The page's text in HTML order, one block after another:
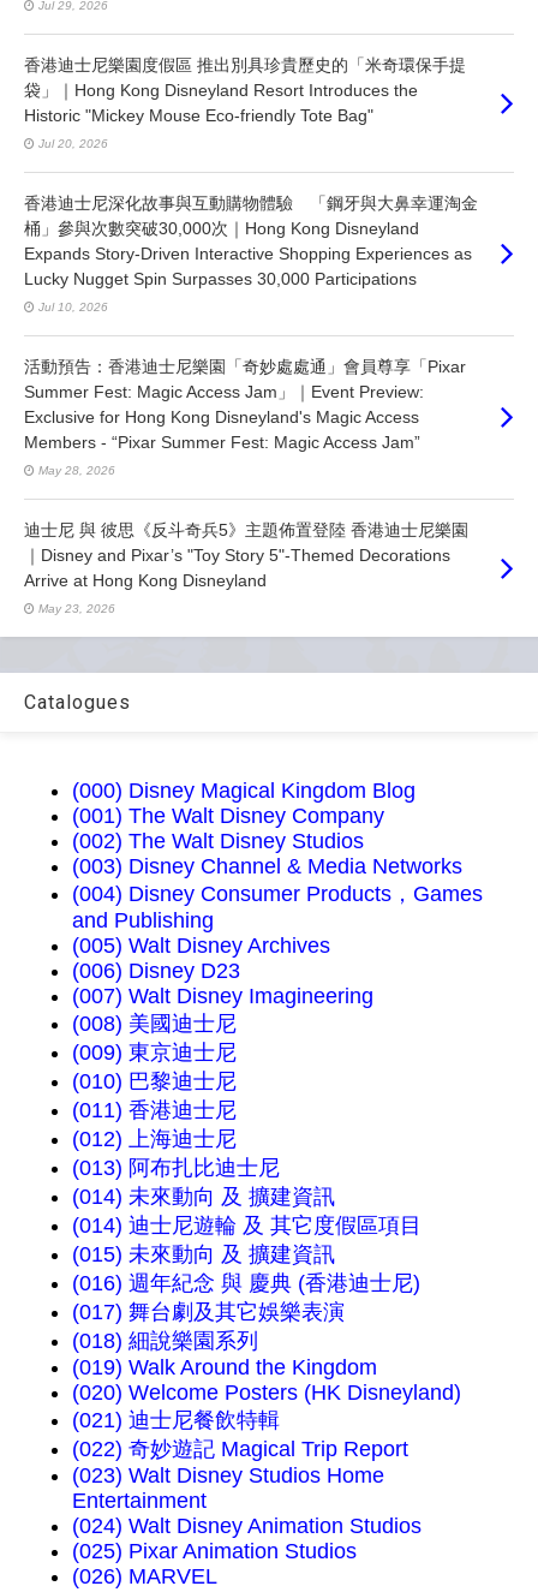
Jul 29, 2026
香港迪士尼樂園度假區 推出別具珍貴歷史的「米奇環保手提
袋」｜Hong Kong Disneyland Resort Introduces the
Historic "Mickey Mouse Eco-friendly Tote Bag"
Jul 20, 2026
香港迪士尼深化故事與互動購物體驗 「鋼牙與大鼻幸運淘金
桶」參與次數突破30,000次｜Hong Kong Disneyland
Expands Story-Driven Interactive Shopping Experiences as
Lucky Nugget Spin Surpasses 30,000 Participations
Jul 10, 2026
活動預告：香港迪士尼樂園「奇妙處處通」會員尊享「Pixar
Summer Fest: Magic Access Jam」｜Event Preview:
Exclusive for Hong Kong Disneyland's Magic Access
Members - “Pixar Summer Fest: Magic Access Jam”
May 28, 2026
迪士尼 與 彼思《反斗奇兵5》主題佈置登陸 香港迪士尼樂園
｜Disney and Pixar’s "Toy Story 5"-Themed Decorations
Arrive at Hong Kong Disneyland
May 23, 2026
Catalogues
(000) Disney Magical Kingdom Blog
(001) The Walt Disney Company
(002) The Walt Disney Studios
(003) Disney Channel & Media Networks
(004) Disney Consumer Products，Games
and Publishing
(005) Walt Disney Archives
(006) Disney D23
(007) Walt Disney Imagineering
(008) 美國迪士尼
(009) 東京迪士尼
(010) 巴黎迪士尼
(011) 香港迪士尼
(012) 上海迪士尼
(013) 阿布扎比迪士尼
(014) 未來動向 及 擴建資訊
(014) 迪士尼遊輪 及 其它度假區項目
(015) 未來動向 及 擴建資訊
(016) 週年紀念 與 慶典 (香港迪士尼)
(017) 舞台劇及其它娛樂表演
(018) 細說樂園系列
(019) Walk Around the Kingdom
(020) Welcome Posters (HK Disneyland)
(021) 迪士尼餐飲特輯
(022) 奇妙遊記 Magical Trip Report
(023) Walt Disney Studios Home
Entertainment
(024) Walt Disney Animation Studios
(025) Pixar Animation Studios
(026) MARVEL